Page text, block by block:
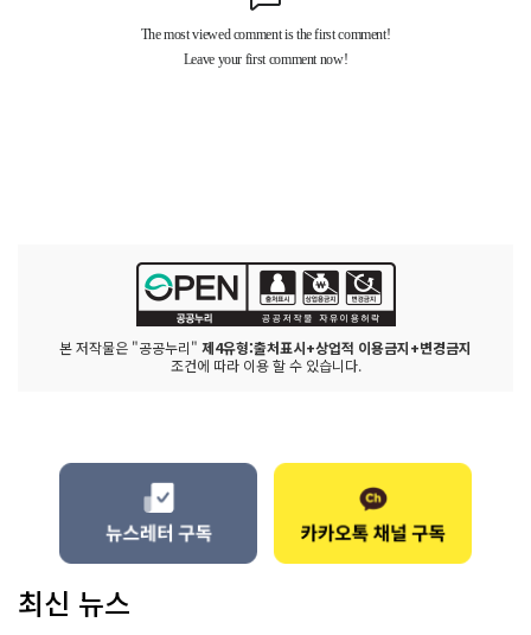
본 저작물은 "공공누리" 제4유형:출처표시+상업적 이용금지+변경금지
조건에 따라 이용 할 수 있습니다.
최신 뉴스